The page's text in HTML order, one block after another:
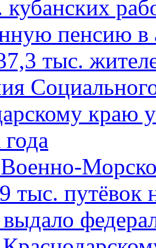
кубанских
пенсию в
тыс.
краю
тыс. путёвок
выдало